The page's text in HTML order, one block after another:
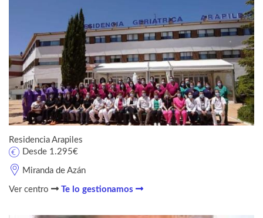
Residencia Arapiles
Miranda de Azán
Desde 1.295€
Ver centro Te lo gestionamos